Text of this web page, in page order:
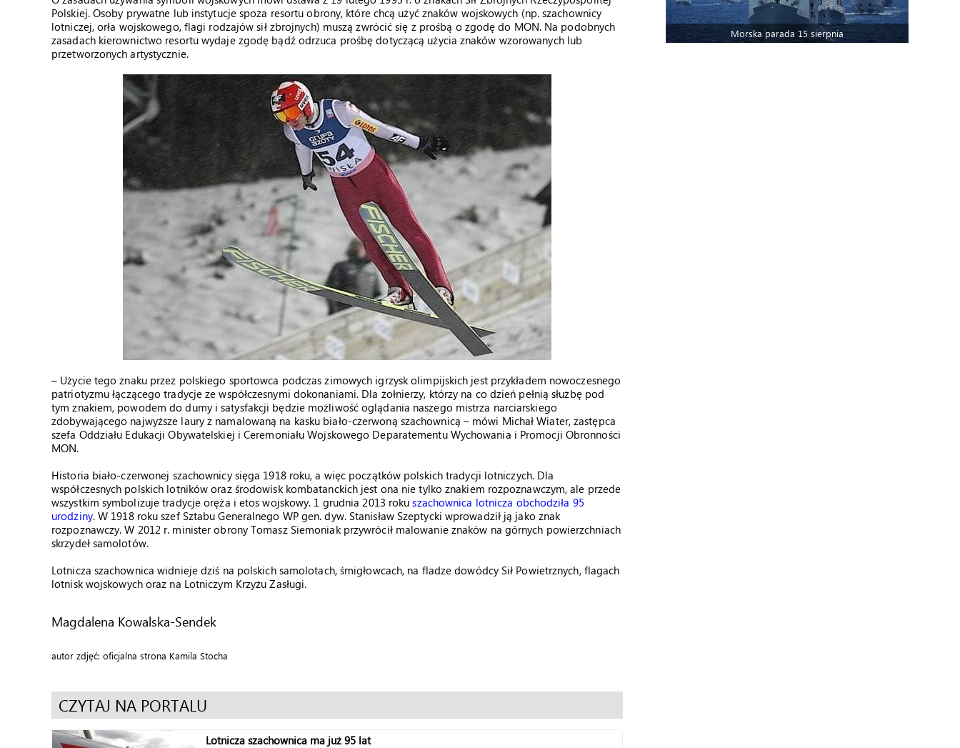
Polskiej. Osoby prywatne lub instytucje spoza resortu obrony, które chcą użyć znaków wojskowych (np. szachownicy
lotniczej, orła wojskowego, flagi rodzajów sił zbrojnych) muszą zwrócić się z prośbą o zgodę do MON. Na podobnych
zasadach kierownictwo resortu wydaje zgodę bądź odrzuca prośbę dotyczącą użycia znaków wzorowanych lub
przetworzonych artystycznie.
– Użycie tego znaku przez polskiego sportowca podczas zimowych igrzysk olimpijskich jest przykładem nowoczesnego
patriotyzmu łączącego tradycje ze współczesnymi dokonaniami. Dla żołnierzy, którzy na co dzień pełnią służbę pod
tym znakiem, powodem do dumy i satysfakcji będzie możliwość oglądania naszego mistrza narciarskiego
zdobywającego najwyższe laury z namalowaną na kasku biało-czerwoną szachownicą – mówi Michał Wiater, zastępca
szefa Oddziału Edukacji Obywatelskiej i Ceremoniału Wojskowego Deparatementu Wychowania i Promocji Obronności
MON.
Historia biało-czerwonej szachownicy sięga 1918 roku, a więc początków polskich tradycji lotniczych. Dla
współczesnych polskich lotników oraz środowisk kombatanckich jest ona nie tylko znakiem rozpoznawczym, ale przede
wszystkim symbolizuje tradycje oręża i etos wojskowy. 1 grudnia 2013 rokuszachownica lotnicza obchodziła 95
urodziny. W 1918 roku szef Sztabu Generalnego WP gen. dyw. Stanisław Szeptycki wprowadził ją jako znak
rozpoznawczy. W 2012 r. minister obrony Tomasz Siemoniak przywrócił malowanie znaków na górnych powierzchniach
skrzydeł samolotów.
Lotnicza szachownica widnieje dziś na polskich samolotach, śmigłowcach, na fladze dowódcy Sił Powietrznych, flagach
lotnisk wojskowych oraz na Lotniczym Krzyżu Zasługi.
Magdalena Kowalska-Sendek
autor zdjęć: oficjalna strona Kamila Stocha
CZYTAJ NA PORTALU
Lotnicza szachownica ma już 95 lat
Morska parada 15 sierpnia